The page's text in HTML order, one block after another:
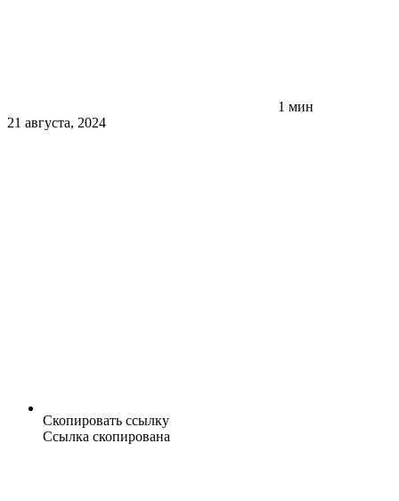
1 мин
21 августа, 2024
Скопировать ссылку
Ссылка скопирована